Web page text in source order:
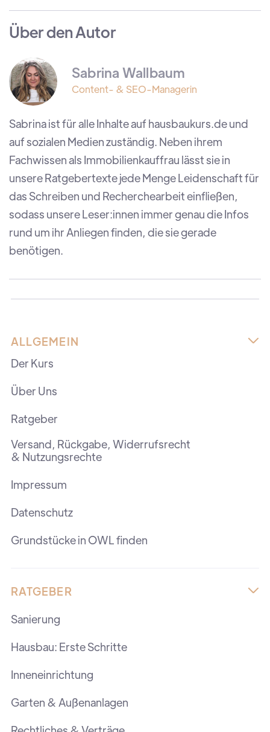
Über den Autor
Sabrina Wallbaum
Content- & SEO-Managerin
Sabrina ist für alle Inhalte auf hausbaukurs.de und
auf sozialen Medien zuständig. Neben ihrem
Fachwissen als Immobilienkauffrau lässt sie in
unsere Ratgebertexte jede Menge Leidenschaft für
das Schreiben und Recherchearbeit einfließen,
sodass unsere Leser:innen immer genau die Infos
rund um ihr Anliegen finden, die sie gerade
benötigen.
ALLGEMEIN 
Der Kurs
Über Uns
Ratgeber
Versand, Rückgabe, Widerrufsrecht
& Nutzungsrechte
Impressum
Datenschutz
Grundstücke in OWL finden
RATGEBER 
Sanierung
Hausbau: Erste Schritte
Inneneinrichtung
Garten & Außenanlagen